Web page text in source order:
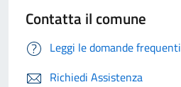
Contatta il comune
Leggi le domande frequenti
Richiedi Assistenza